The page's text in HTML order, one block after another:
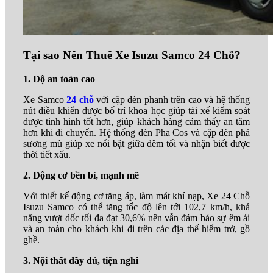
Tại sao Nên Thuê Xe Isuzu Samco 24 Chỗ?
1. Độ an toàn cao
Xe Samco 24 chỗvới cặp đèn phanh trên cao và hệ thống
nút điều khiển được bố trí khoa học giúp tài xế kiểm soát
được tình hình tốt hơn, giúp khách hàng cảm thấy an tâm
hơn khi di chuyển. Hệ thống đèn Pha Cos và cặp đèn phá
sương mù giúp xe nổi bật giữa đêm tối và nhận biết được
thời tiết xấu.
2. Động cơ bền bỉ, mạnh mẽ
Với thiết kế động cơ tăng áp, làm mát khí nạp, Xe 24 Chỗ
Isuzu Samco có thể tăng tốc độ lên tới 102,7 km/h, khả
năng vượt dốc tối đa đạt 30,6% nên vẫn đảm bảo sự êm ái
và an toàn cho khách khi đi trên các địa thế hiểm trở, gồ
ghề.
3. Nội thất đầy đủ, tiện nghi